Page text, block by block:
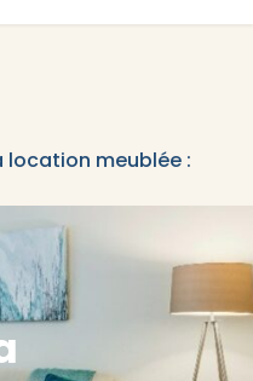
location meublée :